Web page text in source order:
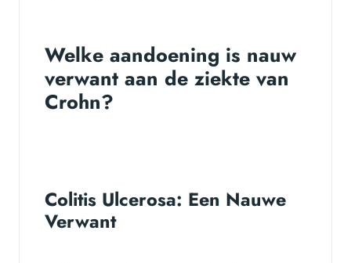
Welke aandoening is nauw
verwant aan de ziekte van
Crohn?
Colitis Ulcerosa: Een Nauwe
Verwant